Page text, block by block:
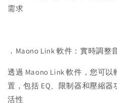
需求
．Maono Link 軟件：實時調整
透過 Maono Link 軟件，您可以
置，包括 EQ、限制器和壓縮
活性